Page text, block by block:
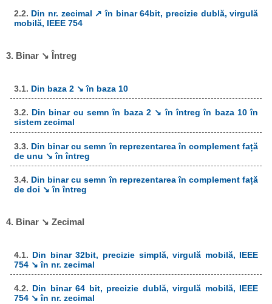
2.2. Din nr. zecimal ↗ în binar 64bit, precizie dublă, virgulă
mobilă, IEEE 754
3. Binar ↘ Întreg
3.1. Din baza 2 ↘ în baza 10
3.2. Din binar cu semn în baza 2 ↘ în întreg în baza 10 în
sistem zecimal
3.3. Din binar cu semn în reprezentarea în complement față
de unu ↘ în întreg
3.4. Din binar cu semn în reprezentarea în complement față
de doi ↘ în întreg
4. Binar ↘ Zecimal
4.1. Din binar 32bit, precizie simplă, virgulă mobilă, IEEE
754 ↘ în nr. zecimal
4.2. Din binar 64 bit, precizie dublă, virgulă mobilă, IEEE
754 ↘ în nr. zecimal